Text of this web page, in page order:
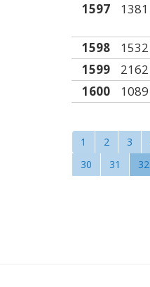
1597
1381
1598 1532
1599
2162
1600
1089
1 2 3
30
31 32